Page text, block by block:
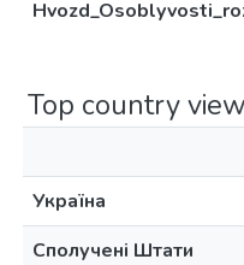
Top country
Україна
Сполучені Штати